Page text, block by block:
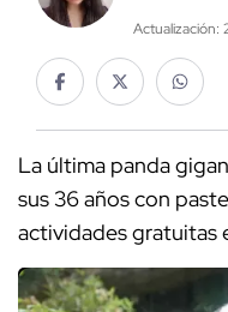
Actualización:
La última panda
sus 36 años con
actividades gratuitas